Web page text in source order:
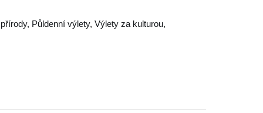
Půldenní výlety, Výlety za kulturou,